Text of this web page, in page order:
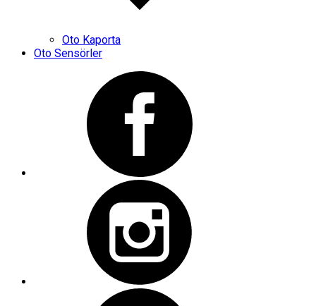
Oto Kaporta
Oto Sensörler